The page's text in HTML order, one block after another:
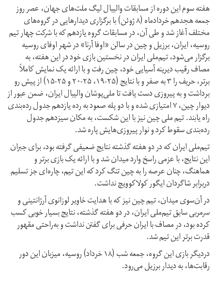
هفته سوم این دوره از مسابقات والیبال لیگ ملت‌های جهان، عصر روز
جمعه هجدهم خردادماه (۸ ژوئن) با برگزاری دیدارهایی در گروه‌های
مختلف آغاز شد و طی آن، در مسابقات گروه یازدهم که با شرکت چهار تیم
روسیه، ایران، برزیل و چین در سالن «اوفا آرنا» در شهر اوفای روسیه
برگزار می‌شود، تیم‌ملی ایران در نخستین بازی خود در این هفته، به
مصاف رقیب دیرینه آسیایی خود، چین رفت و با ارائه یک نمایش کاملاً
برتر، حریف را ۳ به صفر و با نتایج (۲۵-۱۹، ۲۵-۲۰ و ۲۵-۱۵) از پیش رو
برداشت و به پیروزی دست یافت تا ملی‌پوشان والیبال ایران، ضمن عبور از
دیوار چین، ۷ امتیازی شده و با دو پله صعود به رده یازدهم جدول رده‌بندی
راه یابند. تیم ملی چین نیز با این شکست، به مکان سیزدهم جدول
رده‌بندی سقوط کرد و نوار پیروزی‌هایش پاره شد.
تیم‌ملی ایران که در دو هفته گذشته نتایج ضعیفی گرفته بود، برای جبران
این نتایج، با عزمی راسخ وارد میدان شد و با ارائه یک بازی برتر و
هماهنگ، چنان عرصه را به چین تنگ کرد که این تیم، چاره‌ای جز تسلیم
دربرابر شاگردان ایگور کولاکوویچ نداشت.
در آن‌سوی میدان، تیم چین نیز که با هدایت خاویر لوزانوی آرژانتینی و
سرمربی سابق تیم‌ملی ایران، در دو هفته گذشته، نتایج بسیار خوبی کسب
کرده بود، در مصاف با ایران حرفی برای گفتن نداشت و به‌راحتی مقهور
قدرت برتر این تیم شد.
دردیگر بازی این گروه، جمعه شب (۱۸ خرداد) روسیه، میزبان این دور
رقابت‌ها، به دیدار برزیل می‌رود.